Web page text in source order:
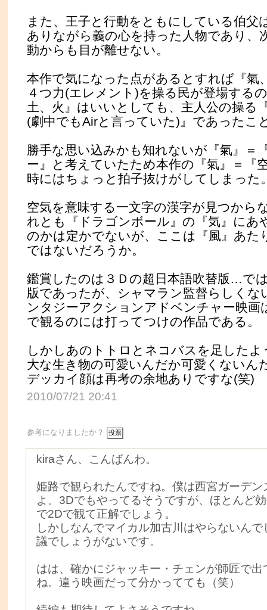
また、王子と行動をともにしている伯父
ありながら義の心を持った人物であり、
動からも目が離せない。
本作で気になった点があるとすれば『氣
４つ力(エレメント)を操る民が登場する
土、火』はいいとしても、主人公の操る
(劇中でもAirと言っていた)』であったこ
勝手な思い込みかも知れないが『氣』＝
ー』と考えていたため本作の『氣』＝『
時にはちょっと拍子抜けがしてしまった
空気を意味する一文字の漢字が見つから
れとも『ドラゴンボール』の『気』にあ
のかは定かでないが、ここは『風』あた
ではないだろうか。
鑑賞したのは３Ｄの超日本語吹替版…で
版であったが、シャマラン監督らしくな
ンタジーアクションアドベンチャー映画
で観るのには打ってつけの作品である。
しかしあのトトロとネコバスを足したよ
大な生き物の可愛いんだか可愛くないん
デッカイ顔は再考の余地ありですな(笑)
2010/07/21 20:41
参考になりましたか？
kiraさん、こんばんわ。
姫路で観られたんですね。僕は西宮ガーデン
よ。3Dでもやってるそうですが、ほとんど
で2Dで観て正解でしょう。
しかしなんでマイカル加古川はやらないん
議でしょうがないです。
はは、確かにジャッキー・チェンが師匠で出
ね。違う映画だって分かってても（笑）